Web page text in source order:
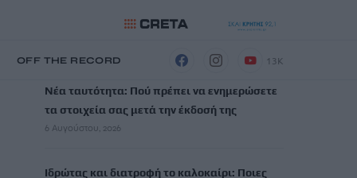
OFF THE RECORD 13K
ΡΟΗ ΕΙΔΗΣΕΩΝ
Νέα ταυτότητα: Πού πρέπει να ενημερώσετε
τα στοιχεία σας μετά την έκδοσή της
6 Αυγούστου, 2026
Ιδρώτας και διατροφή το καλοκαίρι: Ποιες